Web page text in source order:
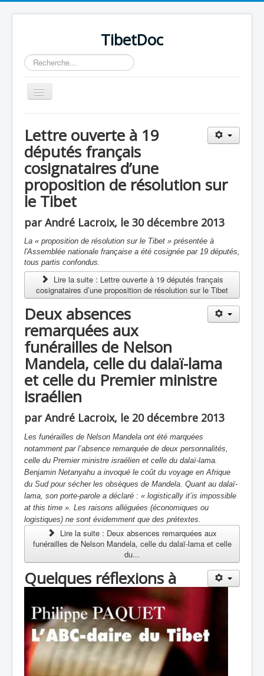
TibetDoc
Rechercher
Basculer
la
Lettre ouverte à 19
députés français
cosignataires d’une
proposition de résolution sur
le Tibet
par André Lacroix, le 30 décembre 2013
La « proposition de résolution sur le Tibet » présentée à
l'Assemblée nationale française a été cosignée par 19 députés,
tous partis confondus.
Lire la suite : Lettre ouverte à 19 députés français
cosignataires d’une proposition de résolution sur le Tibet
Deux absences
remarquées aux
funérailles de Nelson
Mandela, celle du dalaï-lama
et celle du Premier ministre
israélien
par André Lacroix, le 20 décembre 2013
Les funérailles de Nelson Mandela ont été marquées
notamment par l’absence remarquée de deux personnalités,
celle du Premier ministre israélien et celle du dalaï-lama.
Benjamin Netanyahu a invoqué le coût du voyage en Afrique
du Sud pour sécher les obsèques de Mandela. Quant au dalaï-
lama, son porte-parole a déclaré : « logistically it’is impossible
at this time ». Les raisons alléguées (économiques ou
logistiques) ne sont évidemment que des prétextes.
Lire la suite : Deux absences remarquées aux
funérailles de Nelson Mandela, celle du dalaï-lama et celle
du...
Quelques réflexions à